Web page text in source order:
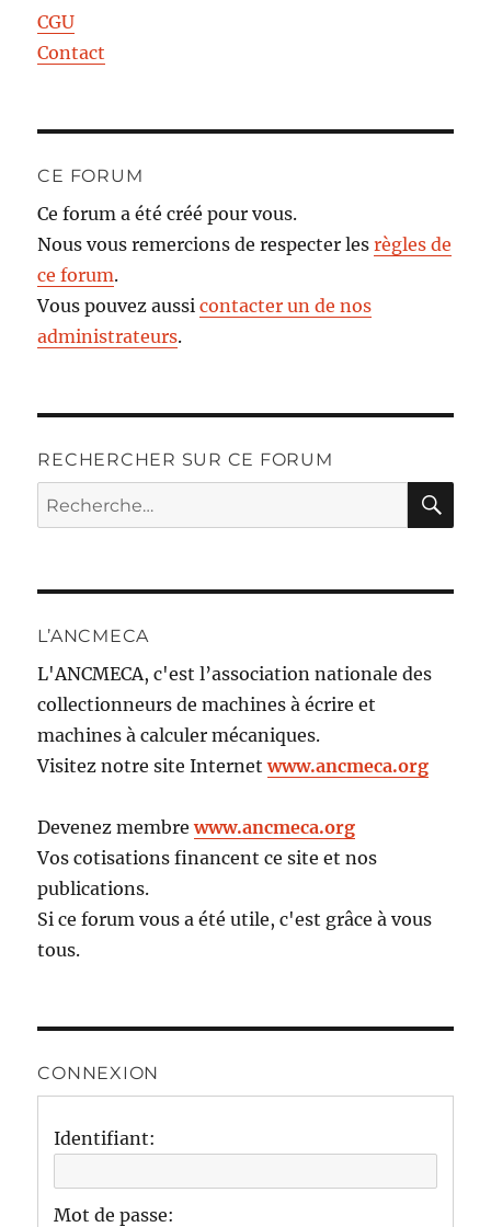
CGU
Contact
CE FORUM
Ce forum a été créé pour vous.
Nous vous remercions de respecter lesrègles de
ce forum.
Vous pouvez aussicontacter un de nos
administrateurs.
RECHERCHER SUR CE FORUM
Recherche
pour :
L’ANCMECA
L'ANCMECA, c'est l’association nationale des
collectionneurs de machines à écrire et
machines à calculer mécaniques.
Visitez notre site Internetwww.ancmeca.org
Devenez membrewww.ancmeca.org
Vos cotisations financent ce site et nos
publications.
Si ce forum vous a été utile, c'est grâce à vous
tous.
CONNEXION
Identifiant:
Mot de passe: